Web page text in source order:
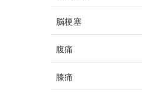
脳梗塞
腹痛
膝痛